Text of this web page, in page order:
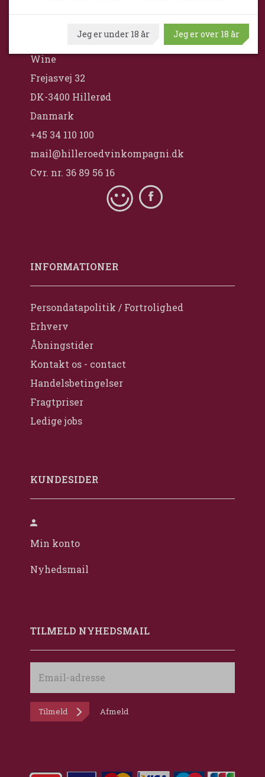
Hillerød VinKompagni ApS / Maximum
Wine
Frejasvej 32
DK-3400 Hillerød
Danmark
+45 34 110 100
mail@hilleroedvinkompagni.dk
Cvr. nr. 36 89 56 16
INFORMATIONER
Persondatapolitik / Fortrolighed
Erhverv
Åbningstider
Kontakt os - contact
Handelsbetingelser
Fragtpriser
Ledige jobs
KUNDESIDER
Min konto
Nyhedsmail
TILMELD NYHEDSMAIL
adresse
Tilmeld Afmeld
Jeg er under 18 år Jeg er over 18 år